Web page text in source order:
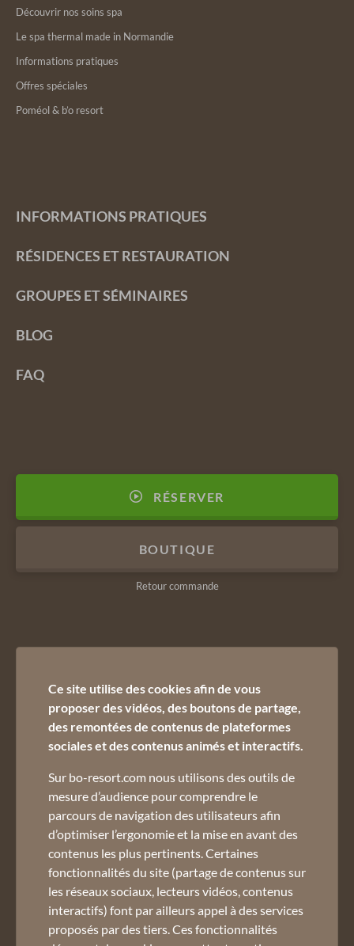
Découvrir nos soins spa
Le spa thermal made in Normandie
Informations pratiques
Offres spéciales
Poméol & b’o resort
INFORMATIONS PRATIQUES
RÉSIDENCES ET RESTAURATION
GROUPES ET SÉMINAIRES
BLOG
FAQ
RÉSERVER
BOUTIQUE
Retour commande
02 50 45 60 45
Inscrivez-vous à notre newsletter :
Email *
Pour ne rien manquer de nos offres et actualités
Consultation du site internet et RGPD
Ce site utilise des cookies afin de vous
proposer des vidéos, des boutons de partage,
des remontées de contenus de plateformes
sociales et des contenus animés et interactifs.
Sur bo-resort.com nous utilisons des outils de
mesure d’audience pour comprendre le
parcours de navigation des utilisateurs afin
d’optimiser l’ergonomie et la mise en avant des
contenus les plus pertinents. Certaines
fonctionnalités du site (partage de contenus sur
les réseaux sociaux, lecteurs vidéos, contenus
interactifs) font par ailleurs appel à des services
proposés par des tiers. Ces fonctionnalités